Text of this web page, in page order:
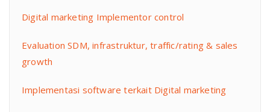
Digital marketing Implementor control
Evaluation SDM, infrastruktur, traffic/rating & sales
growth
Implementasi software terkait Digital marketing